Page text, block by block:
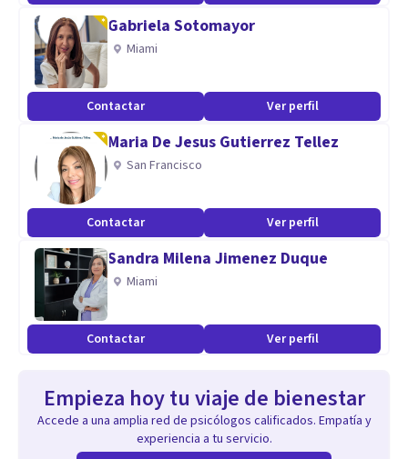
Gabriela Sotomayor
Miami
Contactar Ver perfil
Maria De Jesus Gutierrez Tellez
San Francisco
Contactar Ver perfil
Sandra Milena Jimenez Duque
Miami
Contactar Ver perfil
Empieza hoy tu viaje de bienestar
Accede a una amplia red de psicólogos calificados. Empatía y
experiencia a tu servicio.